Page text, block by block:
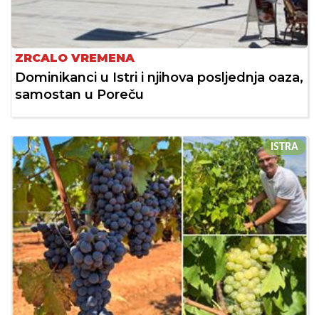
ZRCALO VREMENA
Dominikanci u Istri i njihova posljednja oaza,
samostan u Poreču
ISTRA